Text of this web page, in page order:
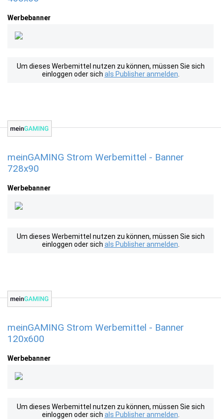
Werbebanner
Um dieses Werbemittel nutzen zu können, müssen Sie sich
einloggen oder sich als Publisher anmelden
meinGAMING Strom Werbemittel - Banner
728x90
Werbebanner
Um dieses Werbemittel nutzen zu können, müssen Sie sich
einloggen oder sich als Publisher anmelden
meinGAMING Strom Werbemittel - Banner
120x600
Werbebanner
Um dieses Werbemittel nutzen zu können, müssen Sie sich
einloggen oder sich als Publisher anmelden